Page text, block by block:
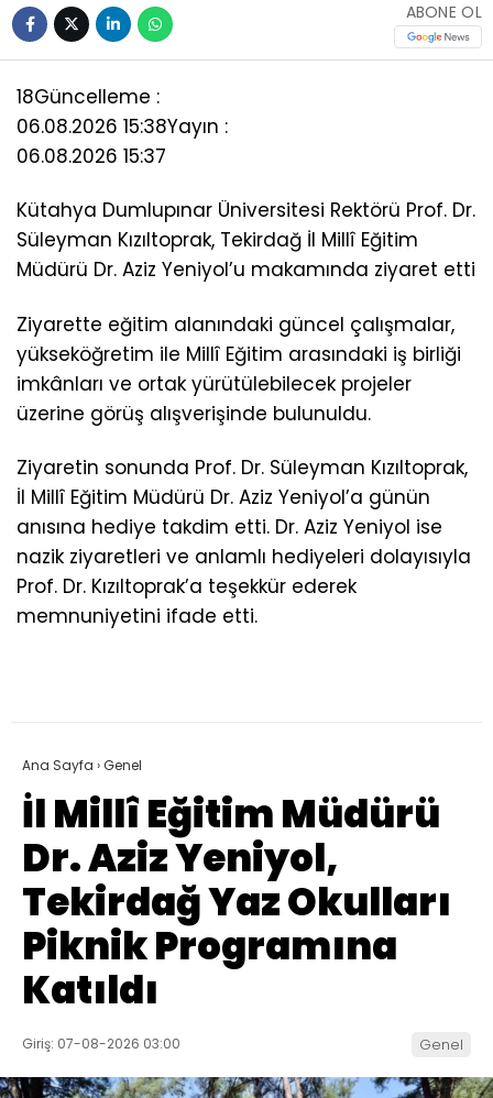
ABONE OL
18Güncelleme :
06.08.2026 15:38Yayın :
06.08.2026 15:37
Kütahya Dumlupınar Üniversitesi Rektörü Prof. Dr.
Süleyman Kızıltoprak, Tekirdağ İl Millî Eğitim
Müdürü Dr. Aziz Yeniyol’u makamında ziyaret etti
Ziyarette eğitim alanındaki güncel çalışmalar,
yükseköğretim ile Millî Eğitim arasındaki iş birliği
imkânları ve ortak yürütülebilecek projeler
üzerine görüş alışverişinde bulunuldu.
Ziyaretin sonunda Prof. Dr. Süleyman Kızıltoprak,
İl Millî Eğitim Müdürü Dr. Aziz Yeniyol’a günün
anısına hediye takdim etti. Dr. Aziz Yeniyol ise
nazik ziyaretleri ve anlamlı hediyeleri dolayısıyla
Prof. Dr. Kızıltoprak’a teşekkür ederek
memnuniyetini ifade etti.
Ana Sayfa ›Genel
İl Millî Eğitim Müdürü
Dr. Aziz Yeniyol,
Tekirdağ Yaz Okulları
Piknik Programına
Katıldı
Giriş: 07-08-2026 03:00 Genel